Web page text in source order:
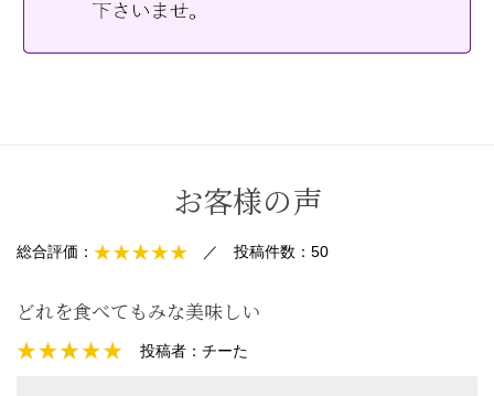
お客様の声
総合評価： ／ 投稿件数： 50
どれを食べてもみな美味しい
投稿者：チーた